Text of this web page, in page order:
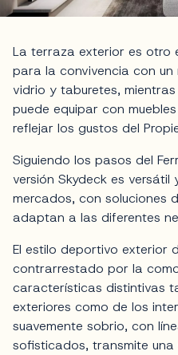
La terraza exterior es otro
para la convivencia con
vidrio y taburetes,
puede equipar con
reflejar los gustos del
Siguiendo los pasos del
versión Skydeck es
mercados, con soluciones
adaptan a las diferentes
El estilo deportivo exterior
contrarrestado por la
características distintivas
exteriores como de los
suavemente sobrio, con
sofisticados, transmite